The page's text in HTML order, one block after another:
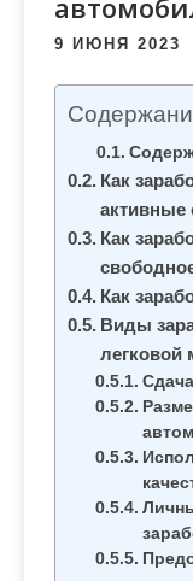
9 ИЮНЯ 2023
Как
активные
Как
Как
Виды